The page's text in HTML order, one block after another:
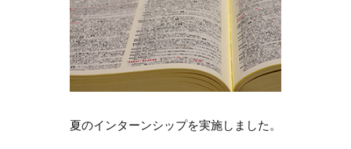
夏のインターンシップを実施しました。